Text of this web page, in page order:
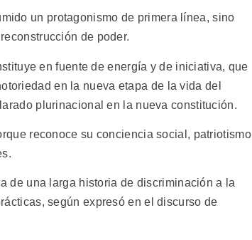
un protagonismo de primera línea, sino
de poder.
en fuente de energía y de iniciativa, que
en la nueva etapa de la vida del
plurinacional en la nueva constitución.
reconoce su conciencia social, patriotismo
de una larga historia de discriminación a la
según expresó en el discurso de